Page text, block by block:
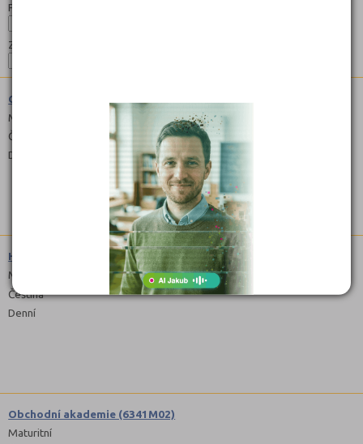
Forma:
Zaměření:
Cestovní ruch (6542M02)
Maturitní
Čeština
Denní
Hotelnictví (6542M01)
Maturitní
Čeština
Denní
Obchodní akademie (6341M02)
Maturitní